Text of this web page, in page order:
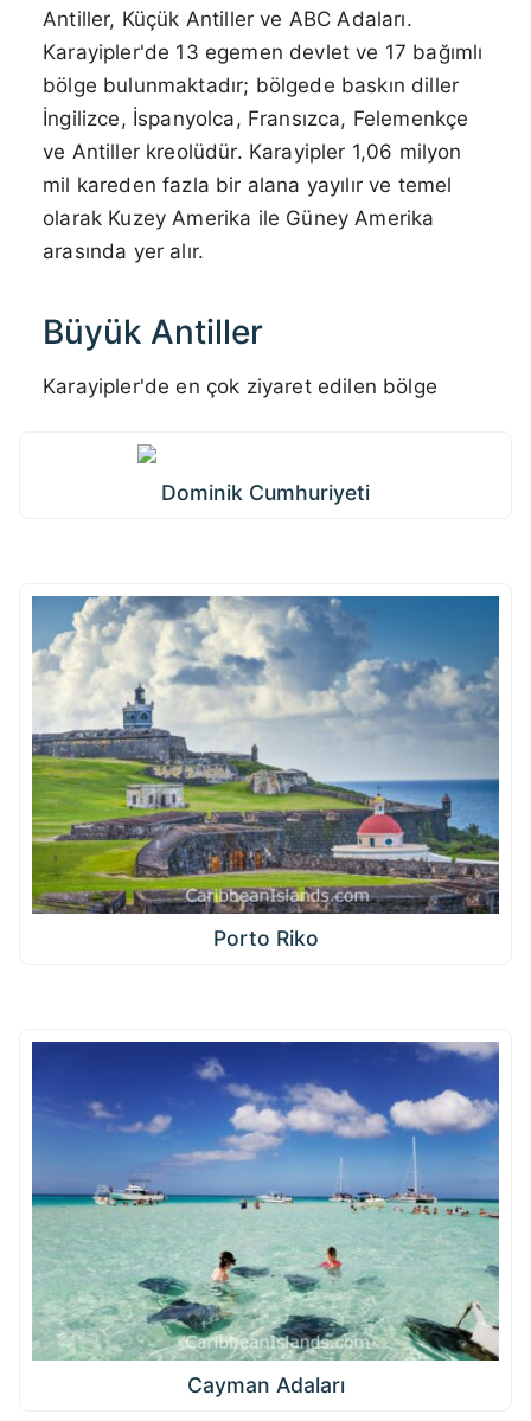
Antiller, Küçük Antiller ve ABC Adaları.
Karayipler'de 13 egemen devlet ve 17 bağımlı
bölge bulunmaktadır; bölgede baskın diller
İngilizce, İspanyolca, Fransızca, Felemenkçe
ve Antiller kreolüdür. Karayipler 1,06 milyon
mil kareden fazla bir alana yayılır ve temel
olarak Kuzey Amerika ile Güney Amerika
arasında yer alır.
Büyük Antiller
Karayipler'de en çok ziyaret edilen bölge
Dominik Cumhuriyeti
Porto Riko
Cayman Adaları